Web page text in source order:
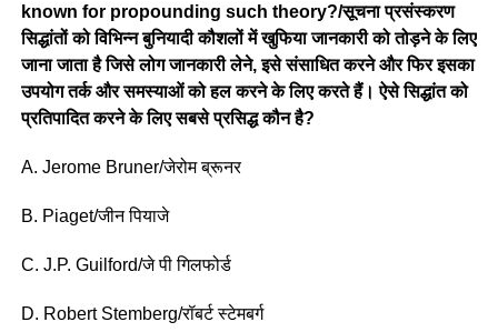
known for propounding such theory?/सूचना प्रसंस्करण
सिद्धांतों को विभिन्न बुनियादी कौशलों में खुफिया जानकारी को तोड़ने के लिए
जाना जाता है जिसे लोग जानकारी लेने, इसे संसाधित करने और फिर इसका
उपयोग तर्क और समस्याओं को हल करने के लिए करते हैं। ऐसे सिद्धांत को
प्रतिपादित करने के लिए सबसे प्रसिद्ध कौन है?
A. Jerome Bruner/जेरोम ब्रूनर
B. Piaget/जीन पियाजे
C. J.P. Guilford/जे पी गिलफोर्ड
D. Robert Stemberg/रॉबर्ट स्टेमबर्ग